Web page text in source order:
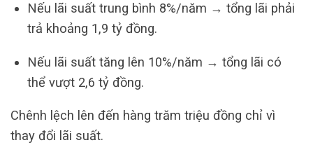
Nếu lãi suất trung bình 8%/năm → tổng lãi phải
trả khoảng 1,9 tỷ đồng.
Nếu lãi suất tăng lên 10%/năm → tổng lãi có
thể vượt 2,6 tỷ đồng.
Chênh lệch lên đến hàng trăm triệu đồng chỉ vì
thay đổi lãi suất.